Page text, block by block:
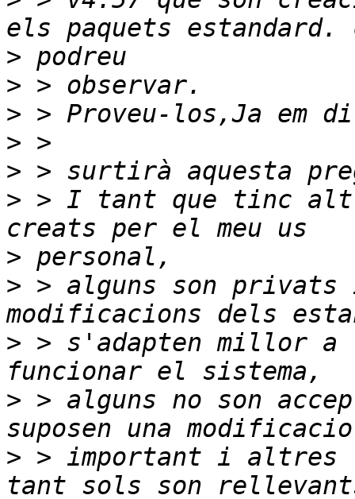
>
>
>
>
>
> > I tant que tinc
>
> > alguns son
> > s'adapten millor a
> > alguns no son
> > important i altres